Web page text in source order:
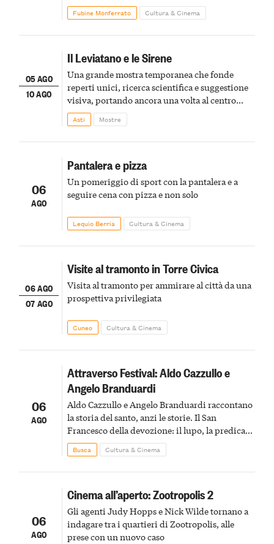
Fubine Monferrato Cultura & Cinema
05 AGO
10 AGO
Il Leviatano e le Sirene
Una grande mostra temporanea che fonde
reperti unici, ricerca scientifica e suggestione
visiva, portando ancora una volta al centro
della scena le meraviglie del passato astigiano
Asti Mostre
06
AGO
Pantalera e pizza
Un pomeriggio di sport con la pantalera e a
seguire cena con pizza e non solo
Lequio Berria Cultura & Cinema
06 AGO
07 AGO
Visite al tramonto in Torre Civica
Visita al tramonto per ammirare al città da una
prospettiva privilegiata
Cuneo Cultura & Cinema
06
AGO
Attraverso Festival: Aldo Cazzullo e
Angelo Branduardi
Aldo Cazzullo e Angelo Branduardi raccontano
la storia del santo, anzi le storie. Il San
Francesco della devozione: il lupo, la predica
agli uccelli, le stimmate
Busca Cultura & Cinema
06
AGO
Cinema all’aperto: Zootropolis 2
Gli agenti Judy Hopps e Nick Wilde tornano a
indagare tra i quartieri di Zootropolis, alle
prese con un nuovo caso